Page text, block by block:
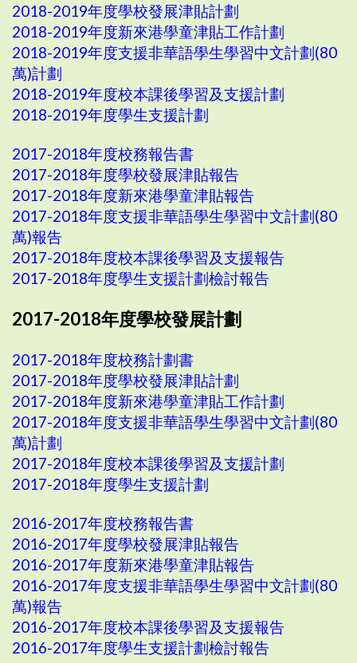
2018-2019年度學校發展津貼計劃
2018-2019年度新來港學童津貼工作計劃
2018-2019年度支援非華語學生學習中文計劃(80
萬)計劃
2018-2019年度校本課後學習及支援計劃
2018-2019年度學生支援計劃
2017-2018年度校務報告書
2017-2018年度學校發展津貼報告
2017-2018年度新來港學童津貼報告
2017-2018年度支援非華語學生學習中文計劃(80
萬)報告
2017-2018年度校本課後學習及支援報告
2017-2018年度學生支援計劃檢討報告
2017-2018年度學校發展計劃
2017-2018年度校務計劃書
2017-2018年度學校發展津貼計劃
2017-2018年度新來港學童津貼工作計劃
2017-2018年度支援非華語學生學習中文計劃(80
萬)計劃
2017-2018年度校本課後學習及支援計劃
2017-2018年度學生支援計劃
2016-2017年度校務報告書
2016-2017年度學校發展津貼報告
2016-2017年度新來港學童津貼報告
2016-2017年度支援非華語學生學習中文計劃(80
萬)報告
2016-2017年度校本課後學習及支援報告
2016-2017年度學生支援計劃檢討報告